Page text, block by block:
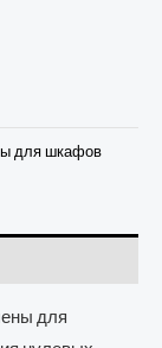
для шкафов
для